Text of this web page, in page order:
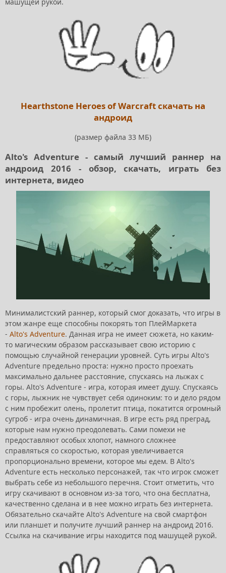
Hearthstone Heroes of Warcraft скачать на
андроид
(размер файла 33 МБ)
Alto's Adventure - самый лучший раннер на
андроид 2016 - обзор, скачать, играть без
интернета, видео
Минималистский раннер, который смог доказать, что игры в
этом жанре еще способны покорять топ ПлейМаркета
- Alto's Adventure. Данная игра не имеет сюжета, но каким-
то магическим образом рассказывает свою историю с
помощью случайной генерации уровней. Суть игры Alto's
Adventure предельно проста: нужно просто проехать
максимально дальнее расстояние, спускаясь на лыжах с
горы. Alto's Adventure - игра, которая имеет душу. Спускаясь
с горы, лыжник не чувствует себя одиноким: то и дело рядом
с ним пробежит олень, пролетит птица, покатится огромный
сугроб - игра очень динамичная. В игре есть ряд преград,
которые нам нужно преодолевать. Сами помехи не
предоставляют особых хлопот, намного сложнее
справляться со скоростью, которая увеличивается
пропорционально времени, которое мы едем. В Alto's
Adventure есть несколько персонажей, так что игрок сможет
выбрать себе из небольшого перечня. Стоит отметить, что
игру скачивают в основном из-за того, что она бесплатна,
качественно сделана и в нее можно играть без интернета.
Обязательно скачайте Alto's Adventure на свой смартфон
или планшет и получите лучший раннер на андроид 2016.
Ссылка на скачивание игры находится под машущей рукой.